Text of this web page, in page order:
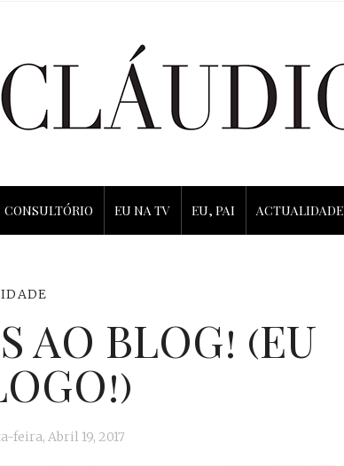
CONSULTÓRIO EU NA TV EU, PAI ACTUALIDADE
AO BLOG! (EU
feira, Abril 19, 2017